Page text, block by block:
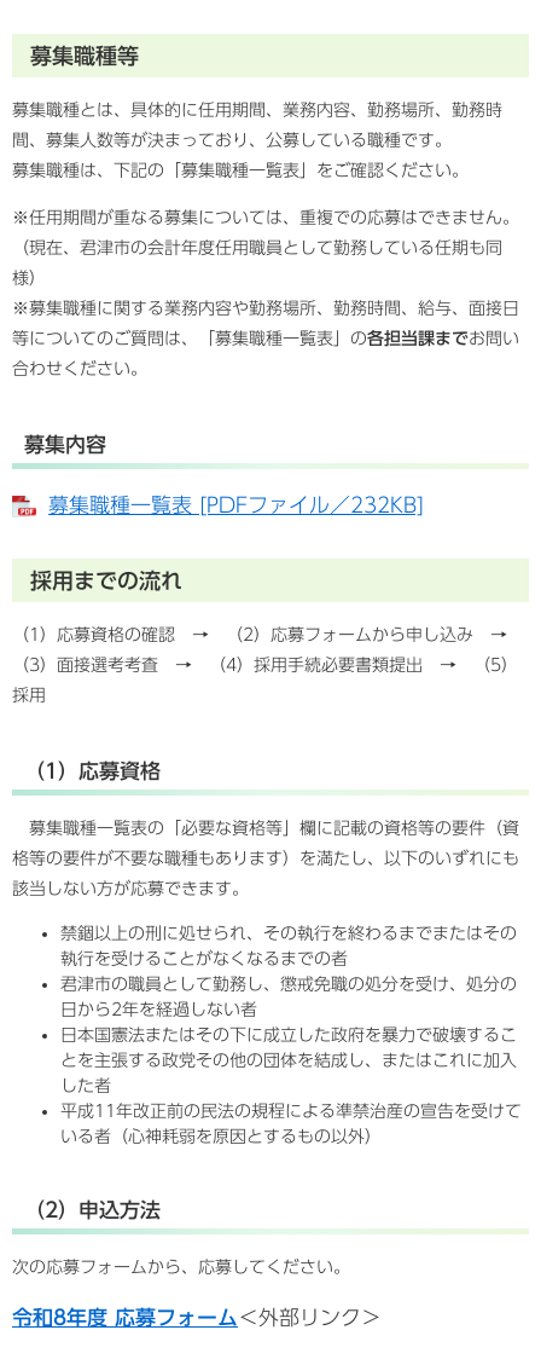
募集職種等
募集職種とは、具体的に任用期間、業務内容、勤務場所、勤務時
間、募集人数等が決まっており、公募している職種です。
募集職種は、下記の「募集職種一覧表」をご確認ください。
※任用期間が重なる募集については、重複での応募はできません。
（現在、君津市の会計年度任用職員として勤務している任期も同
様）
※募集職種に関する業務内容や勤務場所、勤務時間、給与、面接日
等についてのご質問は、「募集職種一覧表」の各担当課までお問い
合わせください。
募集内容
募集職種一覧表 [PDFファイル／232KB]
採用までの流れ
（1）応募資格の確認 → （2）応募フォームから申し込み →
（3）面接選考考査 → （4）採用手続必要書類提出 → （5）
採用
（1）応募資格
募集職種一覧表の「必要な資格等」欄に記載の資格等の要件（資
格等の要件が不要な職種もあります）を満たし、以下のいずれにも
該当しない方が応募できます。
禁錮以上の刑に処せられ、その執行を終わるまでまたはその
執行を受けることがなくなるまでの者
君津市の職員として勤務し、懲戒免職の処分を受け、処分の
日から2年を経過しない者
日本国憲法またはその下に成立した政府を暴力で破壊するこ
とを主張する政党その他の団体を結成し、またはこれに加入
した者
平成11年改正前の民法の規程による準禁治産の宣告を受けて
いる者（心神耗弱を原因とするもの以外）
（2）申込方法
次の応募フォームから、応募してください。
令和8年度 応募フォーム ＜外部リンク＞